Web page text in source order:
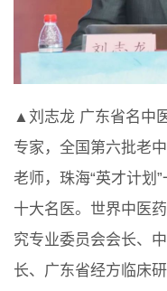
▲刘志龙 广东省名中
专家，全国第六批老
老师，珠海“英才计划
十大名医。世界中医
究专业委员会会长、
长、广东省经方临床